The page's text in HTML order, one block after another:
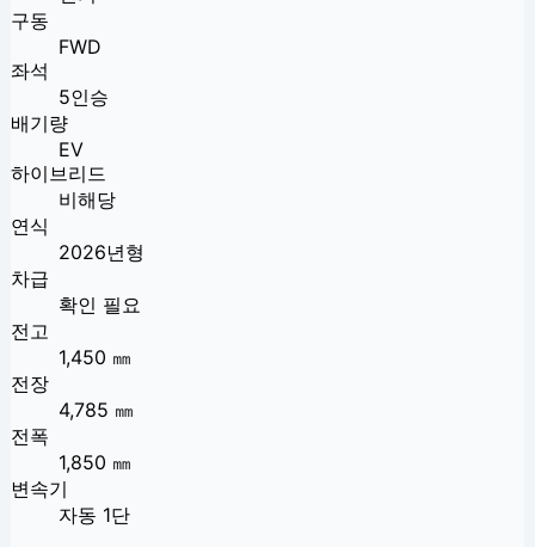
구동
FWD
좌석
5인승
배기량
EV
하이브리드
비해당
연식
2026년형
차급
확인 필요
전고
1,450 ㎜
전장
4,785 ㎜
전폭
1,850 ㎜
변속기
자동 1단